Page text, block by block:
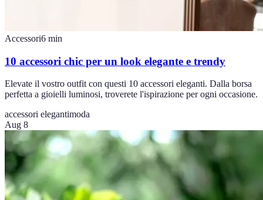
Accessori6 min
10 accessori chic per un look elegante e trendy
Elevate il vostro outfit con questi 10 accessori eleganti. Dalla borsa
perfetta a gioielli luminosi, troverete l'ispirazione per ogni occasione.
accessori elegantimoda
Aug 8